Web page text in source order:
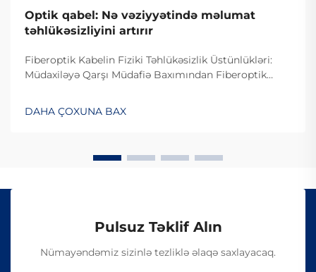
Optik qabel: Nə vəziyyətində məlumat
təhlükəsizliyini artırır
Fiberoptik Kabelin Fiziki Təhlükəsizlik Üstünlükləri:
Müdaxiləyə Qarşı Müdafiə Baxımından Fiberoptik
çətindir, çünki onlar elektrik siqnalları ilə deyil, işıq
DAHA ÇOXUNA BAX
Pulsuz Təklif Alın
Nümayəndəmiz sizinlə tezliklə əlaqə saxlayacaq.